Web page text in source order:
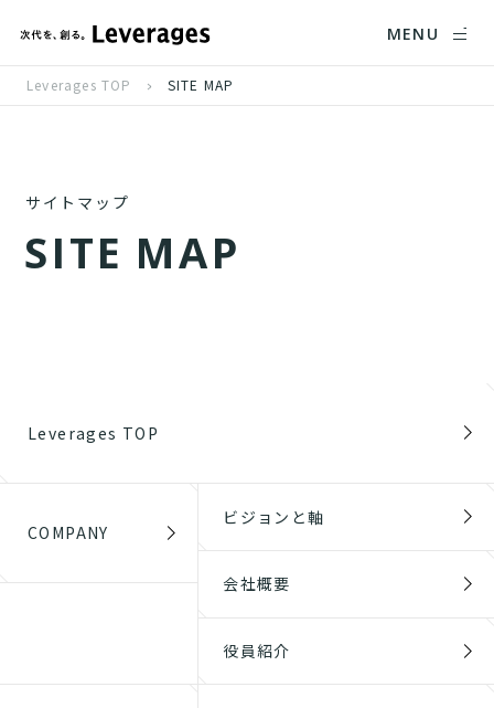
MENU
Leverages TOP SITE MAP
サイトマップ
SITE MAP
Leverages TOP
COMPANY
ビジョンと軸
会社概要
役員紹介